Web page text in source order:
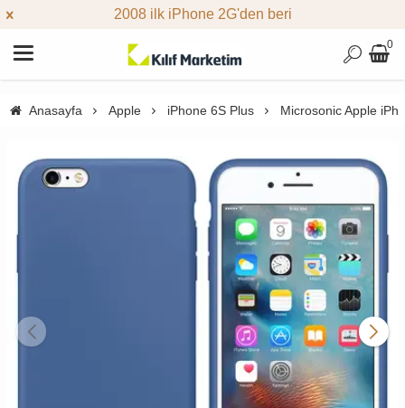
2008 ilk iPhone 2G'den beri
0
Anasayfa Apple iPhone 6S Plus Microsonic Apple